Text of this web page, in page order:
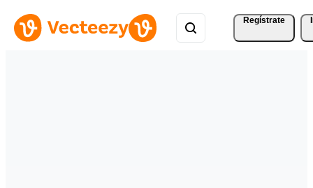
Regístrate